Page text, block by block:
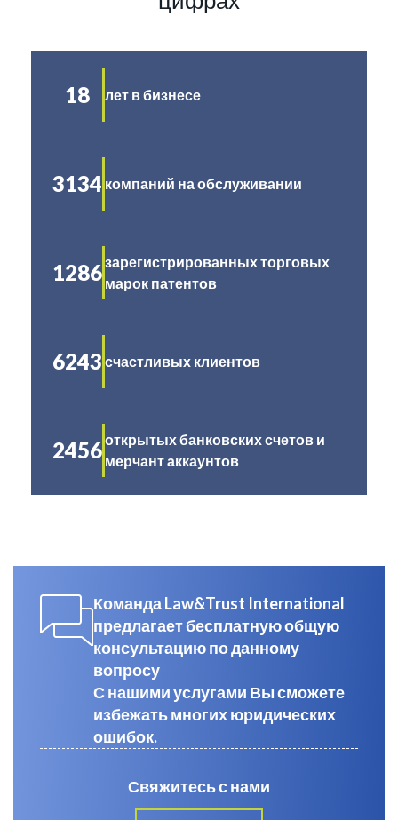
18 лет в бизнесе
3134 компаний на обслуживании
1286зарегистрированных торговых
марок патентов
6243 счастливых клиентов
2456открытых банковских счетов и
мерчант аккаунтов
Команда Law&Trust International
предлагает бесплатную общую
консультацию по данному
вопросу
С нашими услугами Вы сможете
избежать многих юридических
ошибок.
Свяжитесь с нами